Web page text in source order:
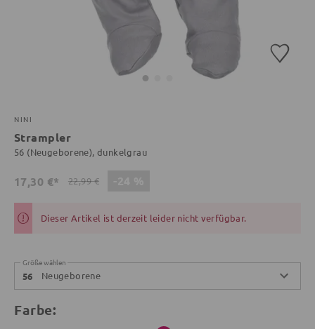
NINI
Strampler
56 (Neugeborene), dunkelgrau
17,30 €* 22,99 €
Dieser Artikel ist derzeit leider nicht verfügbar.
Größe wählen
56 Neugeborene
Farbe: